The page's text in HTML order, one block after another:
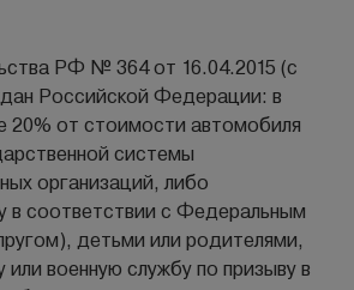
РФ № 364 от 16.04.2015 (с
Российской Федерации: в
20% от стоимости автомобиля
системы
организаций, либо
в соответствии с Федеральным
детьми или родителями,
военную службу по призыву в